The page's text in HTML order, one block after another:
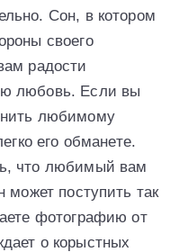
Сон, в котором
своего
радости
любовь. Если вы
любимому
его обманете.
что любимый вам
может поступить так
фотографию от
о корыстных